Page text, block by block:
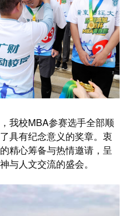
我校MBA参赛选手全部顺
具有纪念意义的奖章。衷
精心筹备与热情邀请，呈
与人文交流的盛会。